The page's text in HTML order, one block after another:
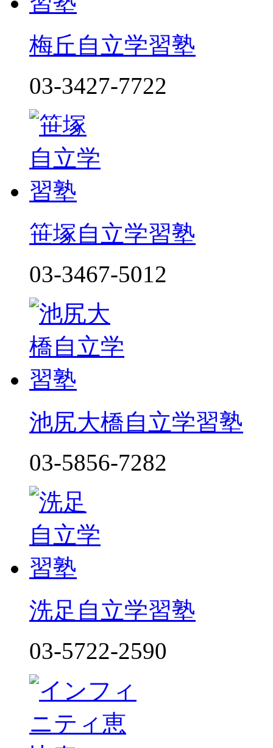
梅丘自立学習塾
03-3427-7722
笹塚自立学習塾
03-3467-5012
池尻大橋自立学習塾
03-5856-7282
洗足自立学習塾
03-5722-2590